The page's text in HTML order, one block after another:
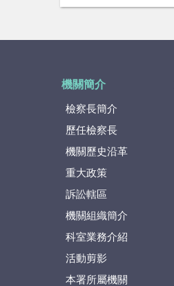
機關簡介
檢察長簡介
歷任檢察長
機關歷史沿革
重大政策
訴訟轄區
機關組織簡介
科室業務介紹
活動剪影
本署所屬機關